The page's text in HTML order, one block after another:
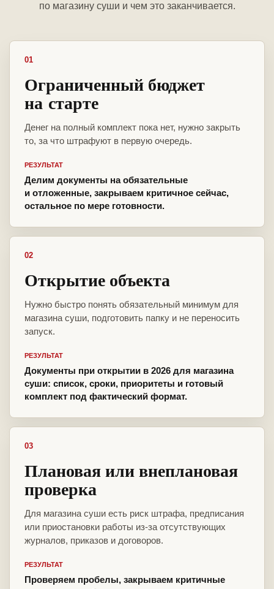
по магазину суши и чем это заканчивается.
01
Ограниченный бюджет
на старте
Денег на полный комплект пока нет, нужно закрыть
то, за что штрафуют в первую очередь.
РЕЗУЛЬТАТ
Делим документы на обязательные
и отложенные, закрываем критичное сейчас,
остальное по мере готовности.
02
Открытие объекта
Нужно быстро понять обязательный минимум для
магазина суши, подготовить папку и не переносить
запуск.
РЕЗУЛЬТАТ
Документы при открытии в 2026 для магазина
суши: список, сроки, приоритеты и готовый
комплект под фактический формат.
03
Плановая или внеплановая
проверка
Для магазина суши есть риск штрафа, предписания
или приостановки работы из-за отсутствующих
журналов, приказов и договоров.
РЕЗУЛЬТАТ
Проверяем пробелы, закрываем критичные